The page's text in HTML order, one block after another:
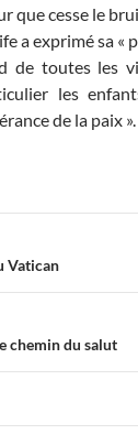
que cesse le
a exprimé sa «
de toutes les
les
de la paix ».
Vatican
chemin du salut